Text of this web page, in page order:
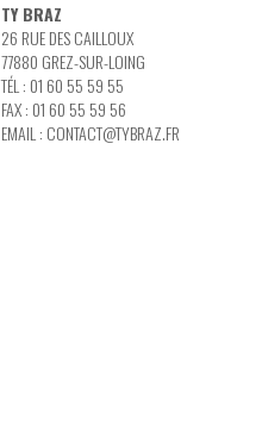
TY BRAZ
26 RUE DES CAILLOUX
77880 GREZ-SUR-LOING
TÉL : 01 60 55 59 55
FAX : 01 60 55 59 56
EMAIL : CONTACT@TYBRAZ.FR